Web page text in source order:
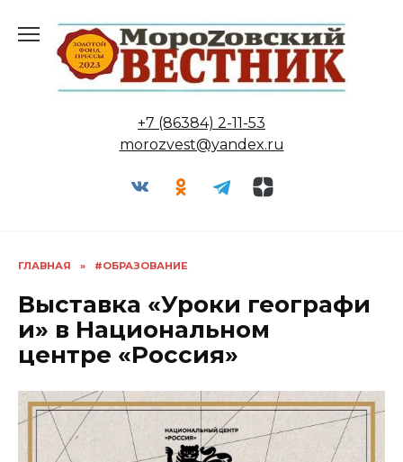
содержанию
+7 (86384) 2-11-53
morozvest@yandex.ru
ГЛАВНАЯ » #ОБРАЗОВАНИЕ
Выставка «Уроки географи
и» в Национальном
центре «Россия»